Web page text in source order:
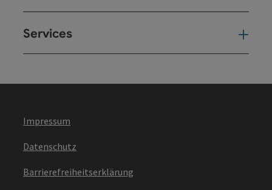
Services
Impressum
Datenschutz
Barrierefreiheitserklärung